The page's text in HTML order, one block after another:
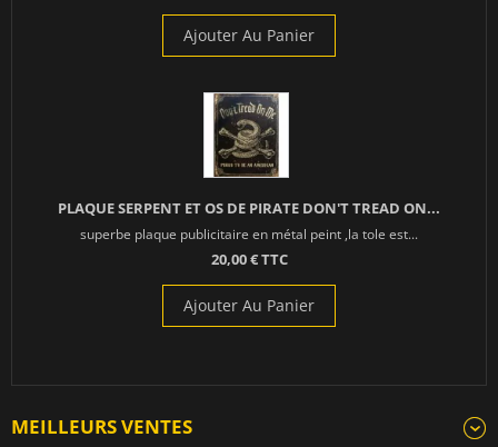
Ajouter Au Panier
PLAQUE SERPENT ET OS DE PIRATE DON'T TREAD ON...
superbe plaque publicitaire en métal peint ,la tole est...
20,00 € TTC
Ajouter Au Panier
MEILLEURS VENTES